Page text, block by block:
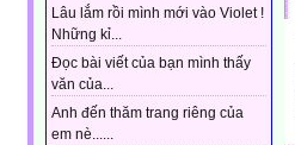
Lâu lắm rồi mình mới vào Violet !
Những kỉ...
Đọc bài viết của bạn mình thấy
văn của...
Anh đến thăm trang riêng của
em nè......